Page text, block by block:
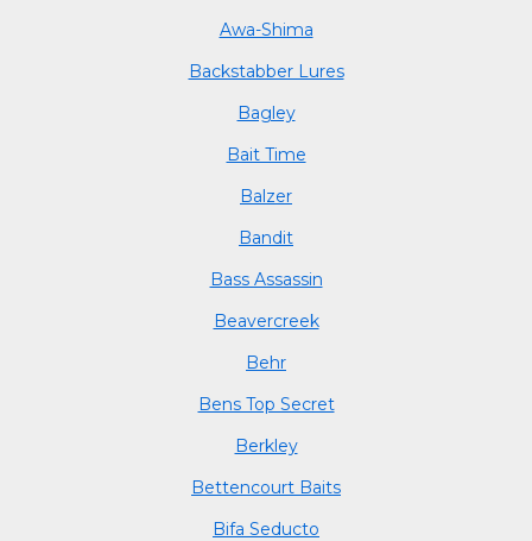
Awa-Shima
Backstabber Lures
Bagley
Bait Time
Balzer
Bandit
Bass Assassin
Beavercreek
Behr
Bens Top Secret
Berkley
Bettencourt Baits
Bifa Seducto